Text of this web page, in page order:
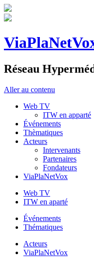
Réseau
Aller au contenu
Web TV
ITW en apparté
Événements
Thèmatiques
Acteurs
Intervenants
Partenaires
Fondateurs
ViaPlaNetVox
Web TV
ITW en aparté
Événements
Thématiques
Acteurs
ViaPlaNetVox